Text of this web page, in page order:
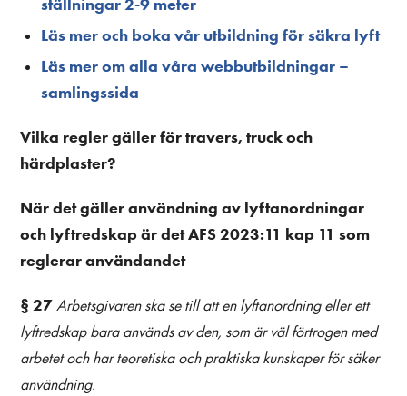
ställningar 2-9 meter
Läs mer och boka vår utbildning för säkra lyft
Läs mer om alla våra webbutbildningar –
samlingssida
Vilka regler gäller för travers, truck och
härdplaster?
När det gäller användning av lyftanordningar
och lyftredskap är det AFS 2023:11 kap 11 som
reglerar användandet
§ 27Arbetsgivaren ska se till att en lyftanordning eller ett
lyftredskap bara används av den, som är väl förtrogen med
arbetet och har teoretiska och praktiska kunskaper för säker
användning.